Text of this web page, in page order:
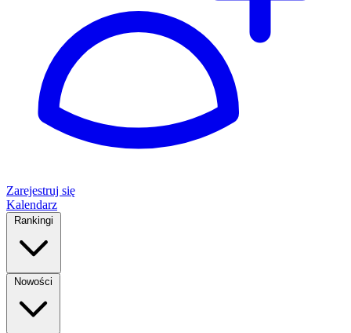
Zarejestruj się
Kalendarz
Rankingi
Nowości